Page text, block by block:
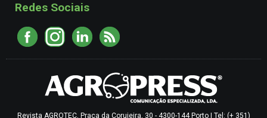
Redes Sociais
Revista AGROTEC, Praça da Corujeira, 30 - 4300-144 Porto | Tel: (+ 351)